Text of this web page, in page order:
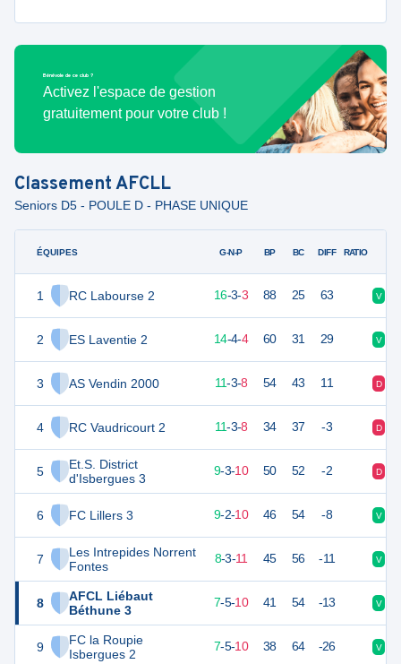
Bénévole de ce club ?
Activez l'espace de gestion
gratuitement pour votre club !
ClassementAFCLL
Seniors D5 - POULE D - PHASE UNIQUE
ÉQUIPES
1 RC Labourse 2
2 ES Laventie 2
3 AS Vendin 2000
4 RC Vaudricourt 2
5
Et.S. District
d'Isbergues 3
6 FC Lillers 3
7
Les Intrepides Norrent
Fontes
8
AFCL Liébaut
Béthune 3
9
FC la Roupie
Isbergues 2
G-N-P BP BC DIFF RATIO
16-3-3 88 25 63 V
14-4-4 60 31 29 V
36 11-3-8 54 43 11 D
36 11-3-8 34 37 -3 D
9-3-10 50 52 -2 D
9-2-10 46 54 -8 V
27 22 8-3-11 45 56 -11 V
7-5-10 41 54 -13 V
7-5-10 38 64 -26 V